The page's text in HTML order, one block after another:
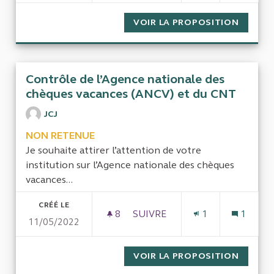
VOIR LA PROPOSITION
Contrôle de l’Agence nationale des
chèques vacances (ANCV) et du CNT
JCJ
NON RETENUE
Je souhaite attirer l’attention de votre
institution sur l’Agence nationale des chèques
vacances...
CRÉÉ LE
11/05/2022
8 8 ABONNÉS
SUIVRE
1 1
VOIR LA PROPOSITION